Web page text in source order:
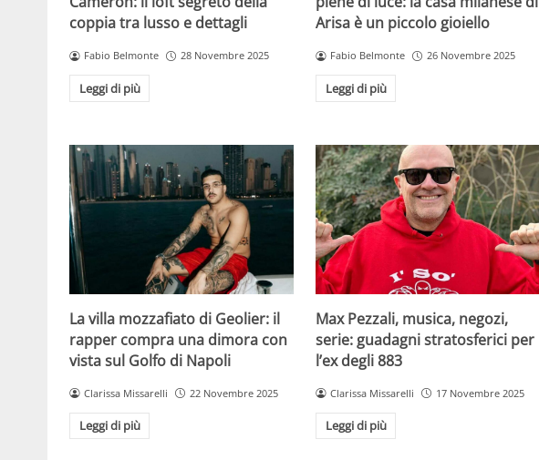
coppia tra lusso e dettagli
Fabio Belmonte 28 Novembre 2025
Leggi di più
Arisa è un piccolo gioiello
Fabio Belmonte 26 Novembre 2025
Leggi di più
La villa mozzafiato di Geolier: il
rapper compra una dimora con
vista sul Golfo di Napoli
Clarissa Missarelli 22 Novembre 2025
Leggi di più
Max Pezzali, musica, negozi,
serie: guadagni stratosferici per
l’ex degli 883
Clarissa Missarelli 17 Novembre 2025
Leggi di più